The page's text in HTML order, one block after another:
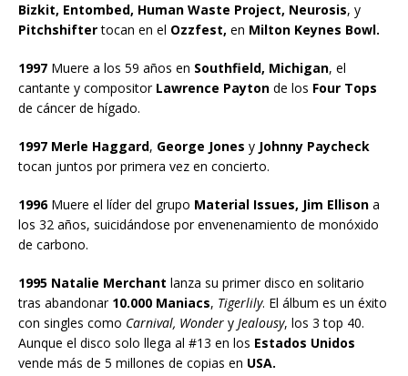
Bizkit, Entombed, Human Waste Project, Neurosis, y
Pitchshiftertocan en el Ozzfest, en Milton Keynes Bowl.
1997 Muere a los 59 años en Southfield, Michigan, el
cantante y compositor Lawrence Payton de los Four Tops
de cáncer de hígado.
1997 Merle Haggard, George Jones y Johnny Paycheck
tocan juntos por primera vez en concierto.
1996Muere el líder del grupo Material Issues, Jim Ellison a
los 32 años, suicidándose por envenenamiento de monóxido
de carbono.
1995 Natalie Merchant lanza su primer disco en solitario
tras abandonar10.000 Maniacs, Tigerlily. El álbum es un éxito
con singles como Carnival, Wonder y Jealousy, los 3 top 40.
Aunque el disco solo llega al #13 en los Estados Unidos
vende más de 5 millones de copias en USA.